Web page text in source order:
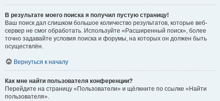
В результате моего поиска я получил пустую страницу!
Ваш поиск дал слишком большое количество результатов, которые веб-
сервер не смог обработать. Используйте «Расширенный поиск», более
точно задавайте условия поиска и форумы, на которых он должен быть
осуществлён.
Вернуться к началу
Как мне найти пользователя конференции?
Перейдите на страницу «Пользователи» и щёлкните по ссылке «Найти
пользователя».